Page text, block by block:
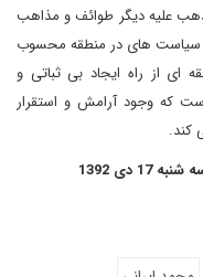
علیه دیگر طوائف و مذاهب
سیاست های در منطقه محسوب
ای از راه ایجاد بی ثباتی و
که وجود آرامش و استقرار
کند.